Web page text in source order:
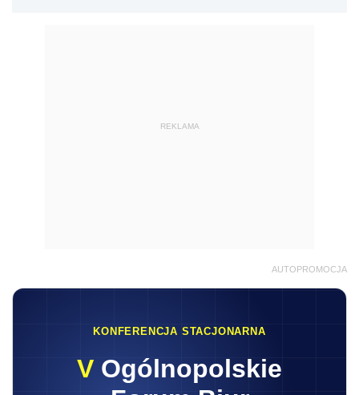
REKLAMA
AUTOPROMOCJA
KONFERENCJA STACJONARNA
V Ogólnopolskie